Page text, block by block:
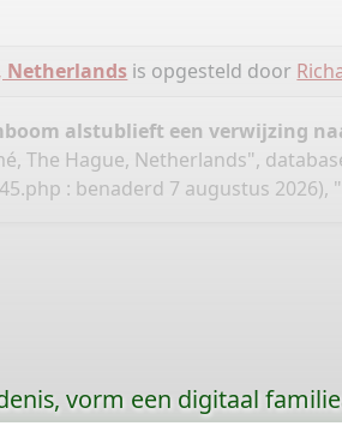
Netherlands is opgesteld door
alstublieft een verwijzing
The Hague, Netherlands",
: benaderd 7 augustus 2026),
vorm een digitaal